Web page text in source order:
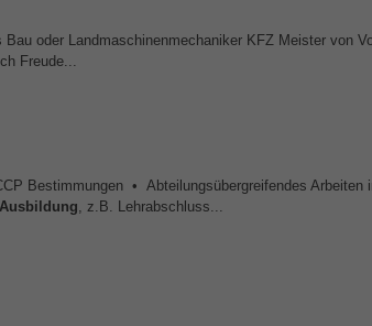
Bau oder Landmaschinenmechaniker KFZ Meister von
Freude...
Bestimmungen • Abteilungsübergreifendes Arbeiten
Ausbildung, z.B. Lehrabschluss...